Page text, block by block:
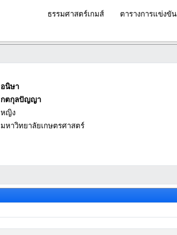
ธรรมศาสตร์เกมส์ ตารางการแข่งขัน
อนิษา
กตกุลปัญญา
หญิง
มหาวิทยาลัยเกษตรศาสตร์